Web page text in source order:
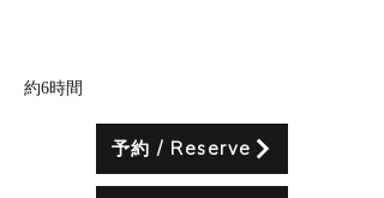
約6時間
予約 / Reserve